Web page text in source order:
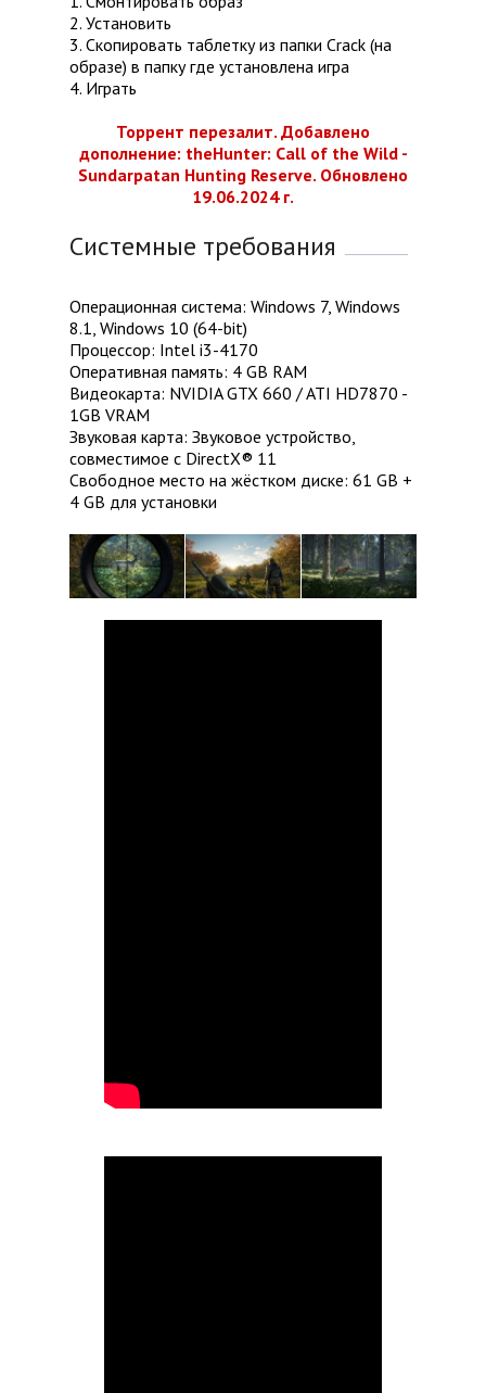
2. Установить
3. Скопировать таблетку из папки Crack (на
образе) в папку где установлена игра
4. Играть
Торрент перезалит. Добавлено
дополнение: theHunter: Call of the Wild -
Sundarpatan Hunting Reserve. Обновлено
19.06.2024 г.
Системные требования
Операционная система: Windows 7, Windows
8.1, Windows 10 (64-bit)
Процессор: Intel i3-4170
Оперативная память: 4 GB RAM
Видеокарта: NVIDIA GTX 660 / ATI HD7870 -
1GB VRAM
Звуковая карта: Звуковое устройство,
совместимое с DirectX® 11
Свободное место на жёстком диске: 61 GB +
4 GB для установки